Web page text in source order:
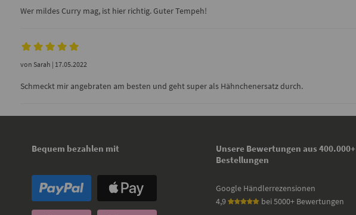
Wer mildes Curry mag, ist hier richtig. Guter Tempeh!
von Sarah | 17.05.2022
Schmeckt mir angebraten am besten und geht super als Hähnchenersatz durch.
Bequem bezahlen mit
Unsere Bewertungen aus 400.000+
Bestellungen
Google Händlerrezensionen
4,9
bei 5000+ Bewertungen